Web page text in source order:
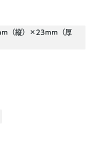
（縦）×23mm（厚